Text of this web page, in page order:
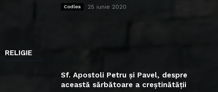
Codlea 25 iunie 2020
RELIGIE
Sf. Apostoli Petru și Pavel, despre
această sărbătoare a creștinătății